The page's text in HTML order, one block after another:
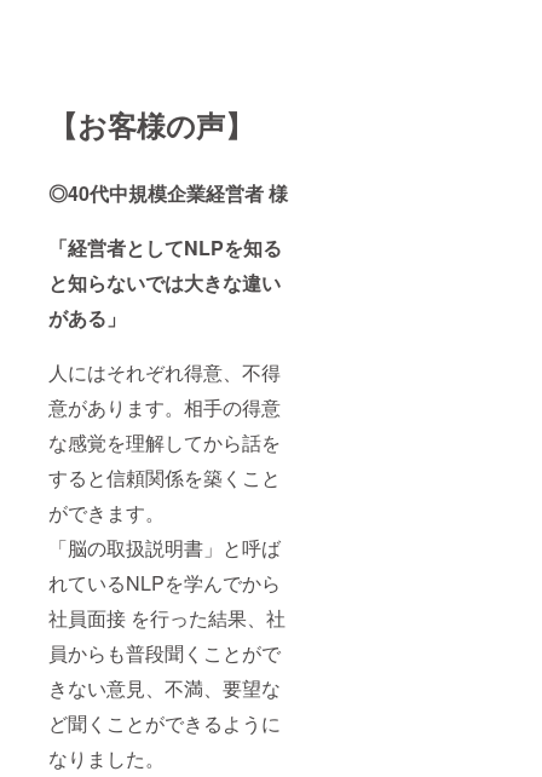
【お客様の声】
◎40代中規模企業経営者 様
「経営者としてNLPを知る
と知らないでは大きな違い
がある」
人にはそれぞれ得意、不得
意があります。相手の得意
な感覚を理解してから話を
すると信頼関係を築くこと
ができます。
「脳の取扱説明書」と呼ば
れているNLPを学んでから
社員面接 を行った結果、社
員からも普段聞くことがで
きない意見、不満、要望な
ど聞くことができるように
なりました。